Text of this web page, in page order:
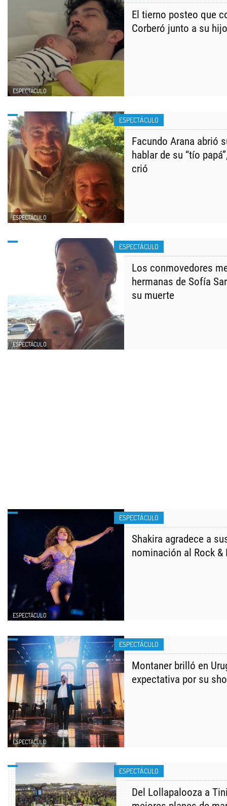
ESPECTÁCULO
El tierno posteo que
Corberó junto a su hijo
ESPECTÁCULO
ESPECTÁCULO
Facundo Arana abrió
hablar de su “tío
crió
ESPECTÁCULO
ESPECTÁCULO
Los conmovedores
hermanas de Sofía
su muerte
ESPECTÁCULO
ESPECTÁCULO
Shakira agradece a
nominación al Rock
ESPECTÁCULO
ESPECTÁCULO
Montaner brilló en
expectativa por su
ESPECTÁCULO
Del Lollapalooza a